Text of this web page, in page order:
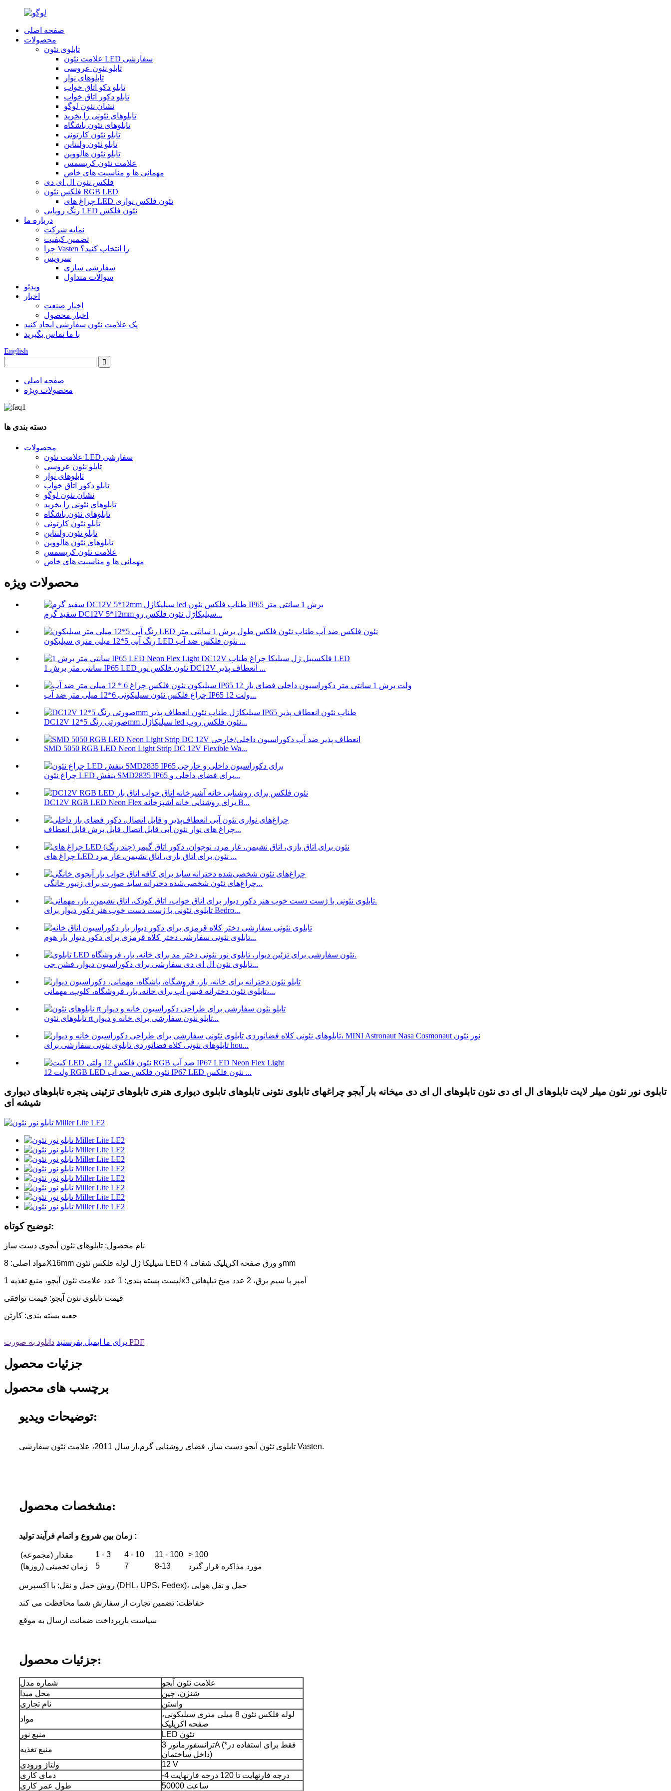
صفحه اصلی
محصولات
تابلوی نئون
علامت نئون LED سفارشی
تابلو نئون عروسی
تابلوهای نوار
تابلو دکو اتاق خواب
تابلو دکور اتاق خواب
نشان نئون لوگو
تابلوهای نئونی را بخرید
تابلوهای نئون باشگاه
تابلو نئون کارتونی
تابلو نئون ولنتاین
تابلو نئون هالووین
علامت نئون کریسمس
مهمانی ها و مناسبت های خاص
فلکس نئون ال ای دی
فلکس نئون RGB LED
چراغ های LED نئون فلکس نواری
رنگ رویایی LED نئون فلکس
درباره ما
نمایه شرکت
تضمین کیفیت
چرا Vasten را انتخاب کنید؟
سرویس
سفارشی سازی
سوالات متداول
ویدئو
اخبار
اخبار صنعت
اخبار محصول
یک علامت نئون سفارشی ایجاد کنید
با ما تماس بگیرید
English
صفحه اصلی
محصولات ویژه
دسته بندی ها
محصولات
علامت نئون LED سفارشی
تابلو نئون عروسی
تابلوهای نوار
تابلو دکور اتاق خواب
نشان نئون لوگو
تابلوهای نئونی را بخرید
تابلوهای نئون باشگاه
تابلو نئون کارتونی
تابلو نئون ولنتاین
تابلوهای نئون هالووین
علامت نئون کریسمس
مهمانی ها و مناسبت های خاص
محصولات ویژه
سفید گرم DC12V 5*12mm سیلیکاژل نئون فلکس رو...
رنگ آبی 5*12 میلی متری سیلیکون LED نئون فلکس ضد آب ...
1 سانتی متر برش IP65 LED نئون فلکس نور DC12V انعطاف پذیر ...
چراغ فلکس نئون سیلیکونی 6*12 میلی متر ضد آب IP65 12 ولت...
DC12V صورتی رنگ 5*12mm سیلیکاژل led نئون فلکس روپ...
SMD 5050 RGB LED Neon Light Strip DC 12V Flexible Wa...
چراغ نئون LED بنفش SMD2835 IP65 برای فضای داخلی و...
DC12V RGB LED Neon Flex برای روشنایی خانه آشپزخانه B...
چراغ های نوار نئون آبی قابل اتصال قابل برش قابل انعطاف...
چراغ های LED نئون برای اتاق بازی، اتاق نشیمن، غار مرد ...
چراغ‌های نئون شخصی‌شده دخترانه ساید صورت برای زنبور خانگی...
تابلوی نئونی با ژست دست خوب هنر دکور دیوار برای Bedro...
تابلوی نئونی سفارشی دختر کلاه قرمزی برای دکور دیوار بار هوم...
تابلوی نئون ال ای دی سفارشی برای دکوراسیون دیوار، فشن جی...
تابلوی نئون دخترانه فیس آپ برای خانه، بار، فروشگاه، کلوپ، مهمانی،...
تابلوهای نئون rt تابلو نئون سفارشی برای خانه و دیوار...
تابلوهای نئونی کلاه فضانوردی تابلوی نئونی سفارشی برای hou...
12 ولت RGB LED نئون فلکس ضد آب IP67 LED نئون فلکس ...
تابلوی نور نئون میلر لایت تابلوهای ال ای دی نئون تابلوهای ال ای دی میخانه بار آبجو چراغهای تابلوی نئونی تابلوهای تابلوی دیواری هنری تابلوهای تزئینی پنجره تابلوهای دیواری
شیشه ای
توضیح کوتاه:
نام محصول: تابلوهای نئون آبجوی دست ساز
مواد اصلی: 8X16mm سیلیکا ژل لوله فلکس نئون LED و ورق صفحه اکریلیک شفاف 4mm
لیست بسته بندی: 1 عدد علامت نئون آبجو، منبع تغذیه 1x3 آمپر با سیم برق، 2 عدد میخ تبلیغاتی
قیمت تابلوی نئون آبجو: قیمت توافقی
جعبه بسته بندی: کارتن
برای ما ایمیل بفرستید دانلود به صورت PDF
جزئیات محصول
برچسب های محصول
توضیحات ویدیو:
تابلوی نئون آبجو دست ساز، فضای روشنایی گرم، از سال 2011، علامت نئون سفارشی Vasten.
مشخصات محصول:
زمان بین شروع و اتمام فرآیند تولید :
مقدار (مجموعه) 1 - 3 4 - 10 11 - 100 > 100
زمان تخمینی (روزها)
5 7 8-13 مورد مذاکره قرار گیرد
روش حمل و نقل: با اکسپرس (DHL، UPS، Fedex)، حمل و نقل هوایی
حفاظت: تضمین تجارت از سفارش شما محافظت می کند
سیاست بازپرداخت ضمانت ارسال به موقع
جزئیات محصول:
شماره مدل
علامت نئون آبجو
محل مبدا
شنژن، چین
نام تجاری
واستن
مواد
لوله فلکس نئون 8 میلی متری سیلیکونی،
صفحه اکریلیک
منبع نور
LED نئون
منبع تغذیه
ترانسفورماتور 3A (*فقط برای استفاده در
داخل ساختمان)
ولتاژ ورودی
12 V
دمای کاری
-4 درجه فارنهایت تا 120 درجه فارنهایت
طول عمر کاری
50000 ساعت